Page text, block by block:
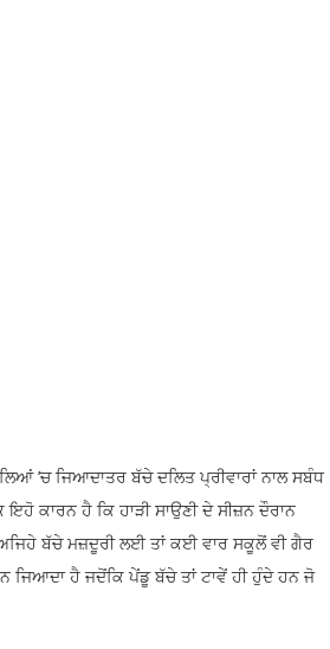
’ਚ ਜਿਆਦਾਤਰ ਬੱਚੇ ਦਲਿਤ ਪ੍ਰੀਵਾਰਾਂ ਨਾਲ ਸਬੰਧ
ਕਾਰਨ ਹੈ ਕਿ ਹਾੜੀ ਸਾਉਣੀ ਦੇ ਸੀਜ਼ਨ ਦੌਰਾਨ
ਬੱਚੇ ਮਜ਼ਦੂਰੀ ਲਈ ਤਾਂ ਕਈ ਵਾਰ ਸਕੂਲੋਂ ਵੀ ਗੈਰ
ਜਿਆਦਾ ਹੈ ਜਦੋਂਕਿ ਪੇਂਡੂ ਬੱਚੇ ਤਾਂ ਟਾਵੇਂ ਹੀ ਹੁੰਦੇ ਹਨ ਜੋ